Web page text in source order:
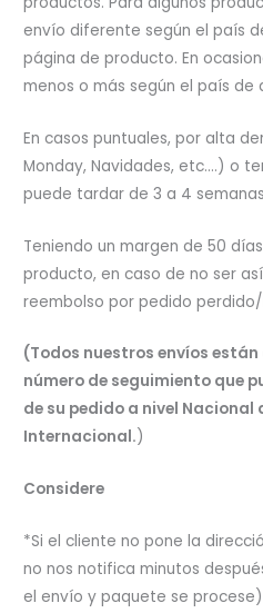
envío diferente según el país
página de producto. En
menos o más según el país de
En casos puntuales, por alta
Monday, Navidades, etc.…) o
puede tardar de 3 a 4
Teniendo un margen de 50
producto, en caso de no ser
reembolso por pedido
(Todos nuestros envíos
número de seguimiento que
de su pedido a nivel Nacional
Internacional.)
Considere
*Si el cliente no pone la
no nos notifica minutos
el envío y paquete se